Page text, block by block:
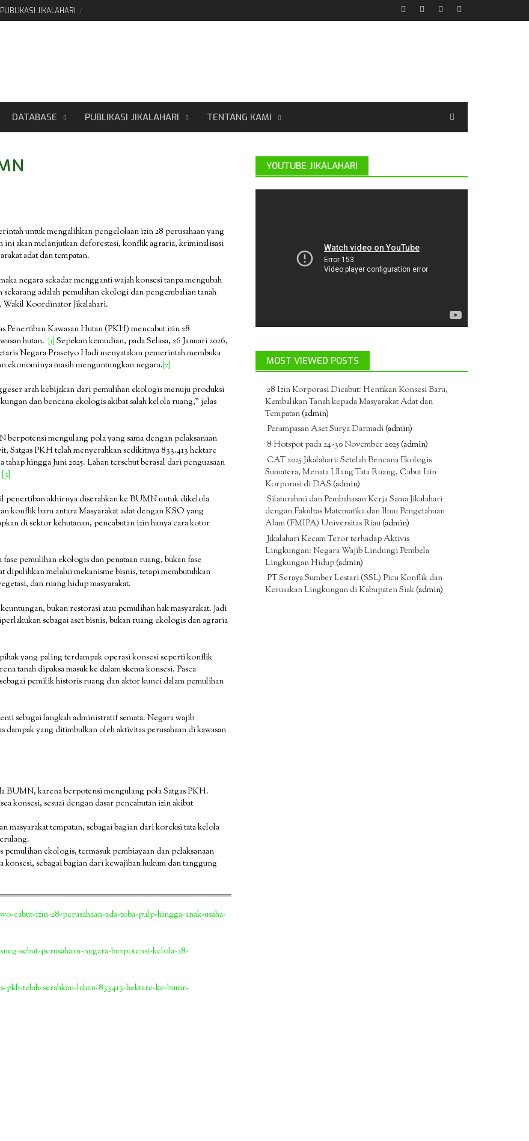
PUBLIKASI JIKALAHARI
DATABASE PUBLIKASI JIKALAHARI TENTANG KAMI
untuk mengalihkan pengelolaan izin 28 perusahaan yang
ini akan melanjutkan deforestasi, konflik agraria, kriminalisasi
adat dan tempatan.
negara sekadar mengganti wajah konsesi tanpa mengubah
adalah pemulihan ekologi dan pengembalian tanah
Wakil Koordinator Jikalahari.
Penertiban Kawasan Hutan (PKH) mencabut izin 28
hutan. [1] Sepekan kemudian, pada Selasa, 26 Januari 2026,
Negara Prasetyo Hadi menyatakan pemerintah membuka
ekonominya masih menguntungkan negara.[2]
arah kebijakan dari pemulihan ekologis menuju produksi
dan bencana ekologis akibat salah kelola ruang,” jelas
mengulang pola yang sama dengan pelaksanaan
Satgas PKH telah menyerahkan sedikitnya 833.413 hektare
hingga Juni 2025. Lahan tersebut berasal dari penguasaan
[3]
penertiban akhirnya diserahkan ke BUMN untuk dikelola
konflik baru antara Masyarakat adat dengan KSO yang
di sektor kehutanan, pencabutan izin hanya cara kotor
fase pemulihan ekologis dan penataan ruang, bukan fase
dipulihkan melalui mekanisme bisnis, tetapi membutuhkan
dan ruang hidup masyarakat.
bukan restorasi atau pemulihan hak masyarakat. Jadi
sebagai aset bisnis, bukan ruang ekologis dan agraria
yang paling terdampak operasi konsesi seperti konflik
tanah dipaksa masuk ke dalam skema konsesi. Pasca
pemilik historis ruang dan aktor kunci dalam pemulihan
sebagai langkah administratif semata. Negara wajib
dampak yang ditimbulkan oleh aktivitas perusahaan di kawasan
BUMN, karena berpotensi mengulang pola Satgas PKH.
konsesi, sesuai dengan dasar pencabutan izin akibat
masyarakat tempatan, sebagai bagian dari koreksi tata kelola
ekologis, termasuk pembiayaan dan pelaksanaan
konsesi, sebagai bagian dari kewajiban hukum dan tanggung
cabut-izin-28-perusahaan-ada-toba-pulp-hingga-anak-usaha-
sebut-perusahaan-negara-berpotensi-kelola-28-
pkh-telah-serahkan-lahan-833413-hektare-ke-bumn-
YOUTUBE JIKALAHARI
MOST VIEWED POSTS
28 Izin Korporasi Dicabut: Hentikan Konsesi Baru,
Kembalikan Tanah kepada Masyarakat Adat dan
Tempatan(admin)
Perampasan Aset Surya Darmadi(admin)
8 Hotspot pada 24-30 November 2025(admin)
CAT 2025 Jikalahari: Setelah Bencana Ekologis
Sumatera, Menata Ulang Tata Ruang, Cabut Izin
Korporasi di DAS (admin)
Silaturahmi dan Pembahasan Kerja Sama Jikalahari
dengan Fakultas Matematika dan Ilmu Pengetahuan
Alam (FMIPA) Universitas Riau(admin)
Jikalahari Kecam Teror terhadap Aktivis
Lingkungan: Negara Wajib Lindungi Pembela
Lingkungan Hidup(admin)
PT Seraya Sumber Lestari (SSL) Picu Konflik dan
Kerusakan Lingkungan di Kabupaten Siak(admin)